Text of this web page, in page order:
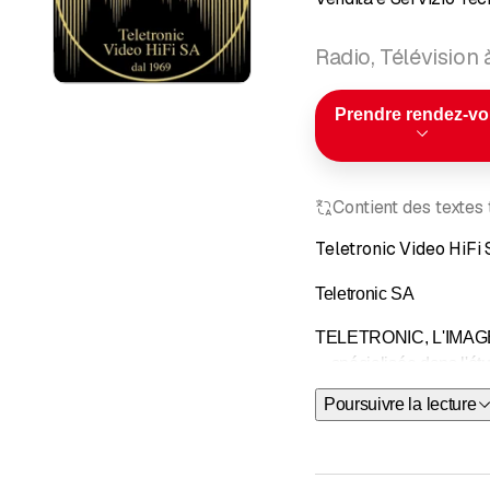
Radio, Télévision
Prendre rendez-
Contient des
Teletronic Video HiFi
Teletronic SA
TELETRONIC,
... spécialisée dans
Fondée en 1969,
toujours à l'avant-
Poursuivre la lecture